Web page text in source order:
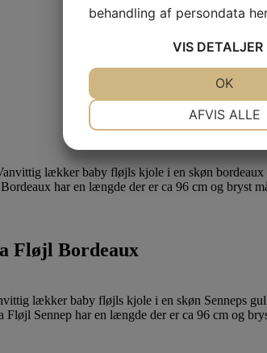
Fløjl Bordeaux
behandling af persondata her
VIS DETALJER
AFVIS ALLE
OK